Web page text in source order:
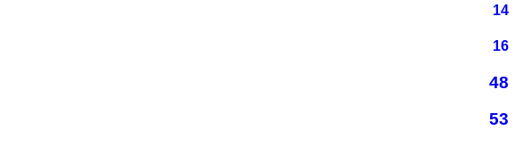
14
16
48
53